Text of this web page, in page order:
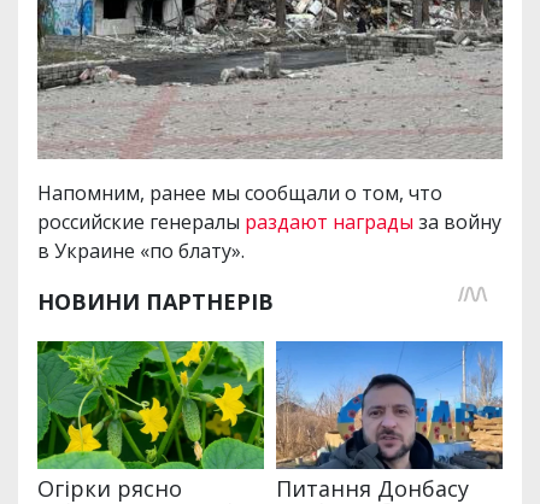
Напомним, ранее мы сообщали о том, что
российские генералы раздают награды за войну
в Украине «по блату».